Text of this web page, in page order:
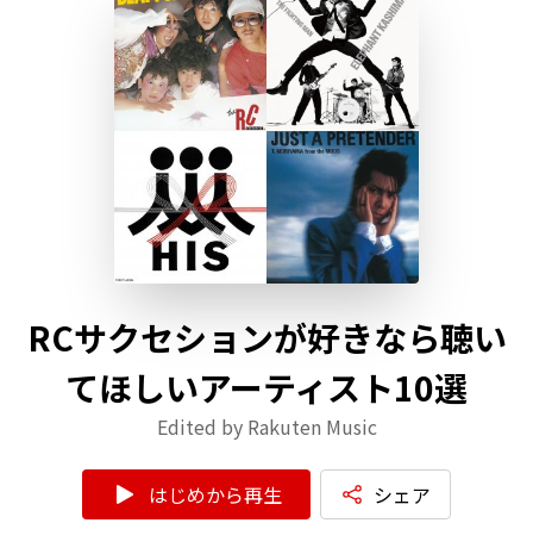
初回30日間無料お試し
RCサクセションが好きなら聴い
てほしいアーティスト10選
Edited by Rakuten Music
はじめから再生 シェア